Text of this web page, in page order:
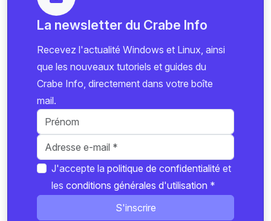
La newsletter du Crabe Info
Recevez l'actualité Windows et Linux, ainsi
que les nouveaux tutoriels et guides du
Crabe Info, directement dans votre boîte
mail.
J'accepte la politique de confidentialité et
les conditions générales d'utilisation *
S'inscrire